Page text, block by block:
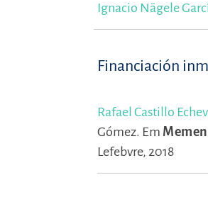
Ignacio Nägele
Financiación
Rafael Castillo
Gómez. Em
Lefebvre, 2018